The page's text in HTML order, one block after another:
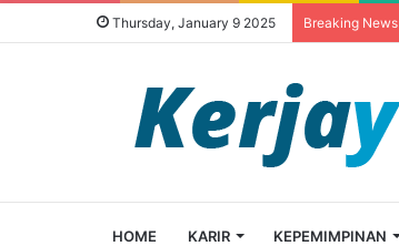
Thursday, January 9 2025 Breaking News
HOME KARIR KEPEMIMPINAN